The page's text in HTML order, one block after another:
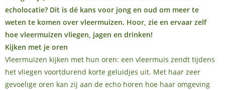
echolocatie? Dit is dé kans voor jong en oud om meer te
weten te komen over vleermuizen. Hoor, zie en ervaar zelf
hoe vleermuizen vliegen, jagen en drinken!
Kijken met je oren
Vleermuizen kijken met hun oren: een vleermuis zendt tijdens
het vliegen voortdurend korte geluidjes uit. Met haar zeer
gevoelige oren kan zij aan de echo horen hoe haar omgeving